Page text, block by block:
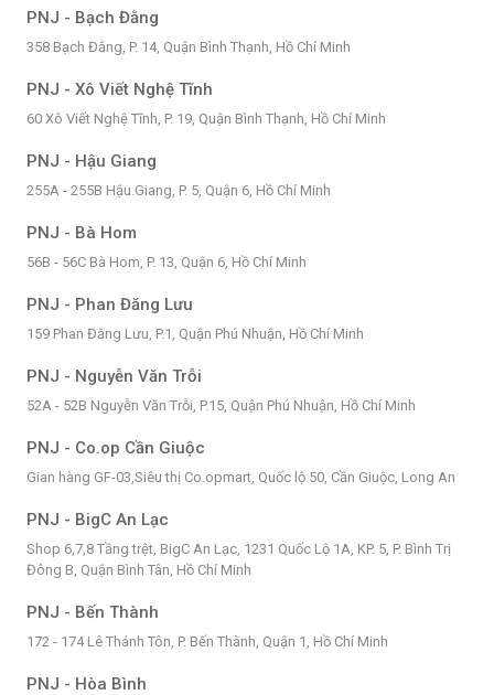
PNJ - Bạch Đằng
358 Bạch Đằng, P. 14, Quận Bình Thạnh, Hồ Chí Minh
PNJ - Xô Viết Nghệ Tĩnh
60 Xô Viết Nghệ Tĩnh, P. 19, Quận Bình Thạnh, Hồ Chí Minh
PNJ - Hậu Giang
255A - 255B Hậu.Giang, P. 5, Quận 6, Hồ Chí Minh
PNJ - Bà Hom
56B - 56C Bà Hom, P. 13, Quận 6, Hồ Chí Minh
PNJ - Phan Đăng Lưu
159 Phan Đăng Lưu, P.1, Quận Phú Nhuận, Hồ Chí Minh
PNJ - Nguyễn Văn Trỗi
52A - 52B Nguyễn Văn Trỗi, P.15, Quận Phú Nhuận, Hồ Chí Minh
PNJ - Co.op Cần Giuộc
Gian hàng GF-03,Siêu thị Co.opmart, Quốc lộ 50, Cần Giuộc, Long An
PNJ - BigC An Lạc
Shop 6,7,8 Tầng trệt, BigC An Lạc, 1231 Quốc Lộ 1A, KP. 5, P. Bình Trị
Đông B, Quận Bình Tân, Hồ Chí Minh
PNJ - Bến Thành
172 - 174 Lê Thánh Tôn, P. Bến Thành, Quận 1, Hồ Chí Minh
PNJ - Hòa Bình